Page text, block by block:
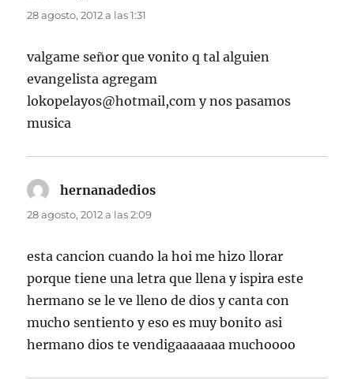
28 agosto, 2012 a las 1:31
valgame señor que vonito q tal alguien
evangelista agregam
lokopelayos@hotmail,com y nos pasamos
musica
hernanadedios
28 agosto, 2012 a las 2:09
esta cancion cuando la hoi me hizo llorar
porque tiene una letra que llena y ispira este
hermano se le ve lleno de dios y canta con
mucho sentiento y eso es muy bonito asi
hermano dios te vendigaaaaaaa muchoooo